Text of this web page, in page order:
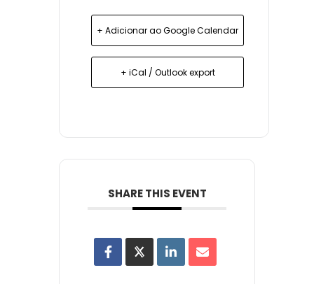
+ Adicionar ao Google Calendar
+ iCal / Outlook export
SHARE THIS EVENT